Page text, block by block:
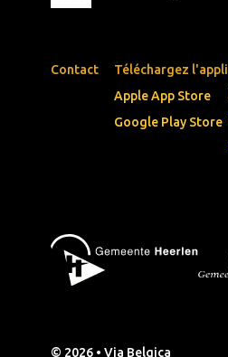
Contact
Téléchargez l'appli
Apple App Store
Google Play Store
© 2026 • Via Belgica